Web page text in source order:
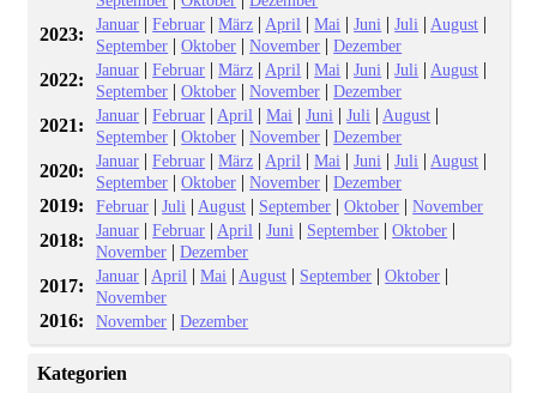
2023: Januar |Februar |März | April |Mai |Juni |Juli | August |
September |Oktober |November |Dezember
2022: Januar |Februar |März | April |Mai |Juni |Juli | August |
September |Oktober |November |Dezember
2021: Januar |Februar | April |Mai |Juni |Juli | August |
September |Oktober |November |Dezember
2020: Januar |Februar |März | April |Mai |Juni |Juli | August |
September |Oktober |November |Dezember
2019: Februar |Juli | August | September |Oktober |November
2018: Januar |Februar | April |Juni | September |Oktober |
November |Dezember
2017: Januar | April |Mai | August | September |Oktober |
November
2016: November |Dezember
Kategorien